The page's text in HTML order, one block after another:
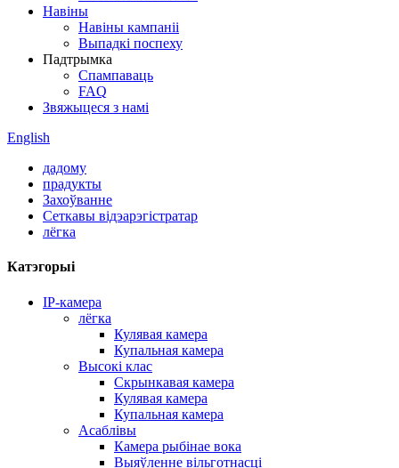
Навіны
Навіны кампаніі
Выпадкі поспеху
Падтрымка
Спампаваць
FAQ
Звяжыцеся з намі
English
дадому
прадукты
Захоўванне
Сеткавы відэарэгістратар
лёгка
Катэгорыі
IP-камера
лёгка
Кулявая камера
Купальная камера
Высокі клас
Скрынкавая камера
Кулявая камера
Купальная камера
Асаблівы
Камера рыбінае вока
Выяўленне вільготнасці